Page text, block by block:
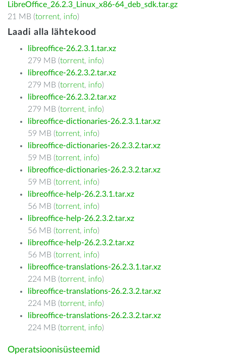
LibreOffice_26.2.3_Linux_x86-64_deb_sdk.tar.gz
21 MB (torrent, info)
Laadi alla lähtekood
libreoffice-26.2.3.1.tar.xz
279 MB (torrent, info)
libreoffice-26.2.3.2.tar.xz
279 MB (torrent, info)
libreoffice-26.2.3.2.tar.xz
279 MB (torrent, info)
libreoffice-dictionaries-26.2.3.1.tar.xz
59 MB (torrent, info)
libreoffice-dictionaries-26.2.3.2.tar.xz
59 MB (torrent, info)
libreoffice-dictionaries-26.2.3.2.tar.xz
59 MB (torrent, info)
libreoffice-help-26.2.3.1.tar.xz
56 MB (torrent, info)
libreoffice-help-26.2.3.2.tar.xz
56 MB (torrent, info)
libreoffice-help-26.2.3.2.tar.xz
56 MB (torrent, info)
libreoffice-translations-26.2.3.1.tar.xz
224 MB (torrent, info)
libreoffice-translations-26.2.3.2.tar.xz
224 MB (torrent, info)
libreoffice-translations-26.2.3.2.tar.xz
224 MB (torrent, info)
Operatsioonisüsteemid